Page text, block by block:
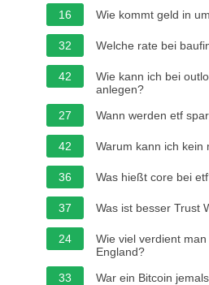
16 Wie kommt geld in
32 Welche rate bei
42
Wie kann ich bei
anlegen?
27
Wann werden etf
42 Warum kann ich kein
36 Was hießt core bei
37 Was ist besser Trust
24
Wie viel verdient
England?
33
War ein Bitcoin